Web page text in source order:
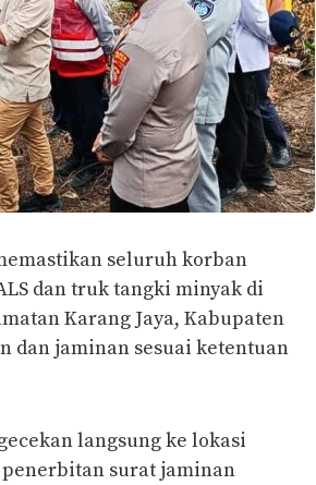
seluruh korban
dan truk tangki minyak di
Karang Jaya, Kabupaten
dan jaminan sesuai ketentuan
langsung ke lokasi
surat jaminan